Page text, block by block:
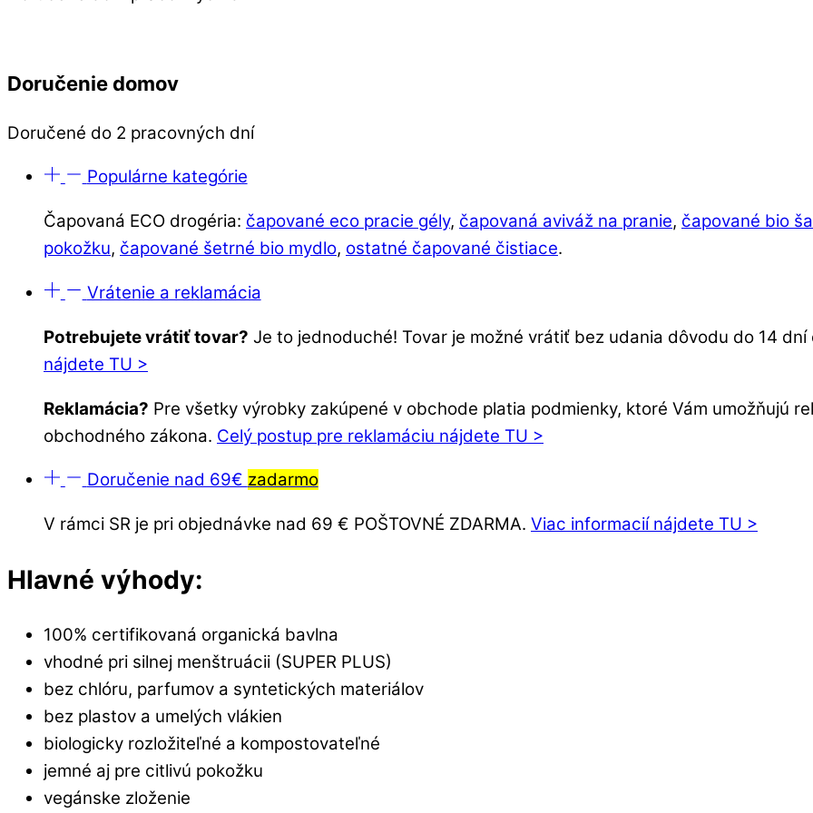
Doručenie domov
Doručené do 2 pracovných dní
Populárne kategórie
Čapovaná ECO drogéria: čapované eco pracie gély, čapovaná aviváž na pranie, čapované bio
pokožku, čapované šetrné bio mydlo, ostatné čapované čistiace.
Vrátenie a reklamácia
Potrebujete vrátiť tovar? Je to jednoduché! Tovar je možné vrátiť bez udania dôvodu do 14
nájdete TU >
Reklamácia? Pre všetky výrobky zakúpené v obchode platia podmienky, ktoré Vám umožňujú
obchodného zákona. Celý postup pre reklamáciu nájdete TU >
Doručenie nad 69€ zadarmo
V rámci SR je pri objednávke nad 69 € POŠTOVNÉ ZDARMA. Viac informacií nájdete TU >
Hlavné výhody:
100% certifikovaná organická bavlna
vhodné pri silnej menštruácii (SUPER PLUS)
bez chlóru, parfumov a syntetických materiálov
bez plastov a umelých vlákien
biologicky rozložiteľné a kompostovateľné
jemné aj pre citlivú pokožku
vegánske zloženie